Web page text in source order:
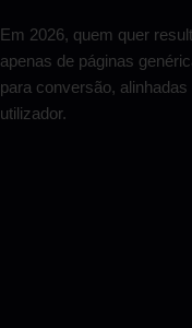
Em 2026, quem quer
apenas de páginas
para conversão,
utilizador.